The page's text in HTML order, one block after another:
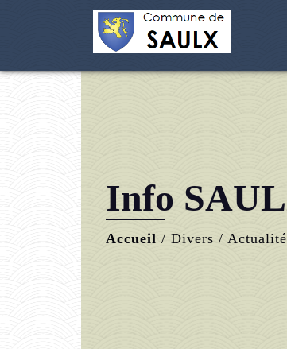
Info
Accueil / Divers /